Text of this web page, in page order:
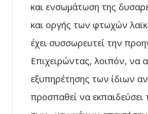
και ενσωμάτωση της
και οργής των φτωχών
έχει συσσωρευτεί την
Επιχειρώντας, λοιπόν, να
εξυπηρέτησης των ίδιων
προσπαθεί να εκπαιδεύσει